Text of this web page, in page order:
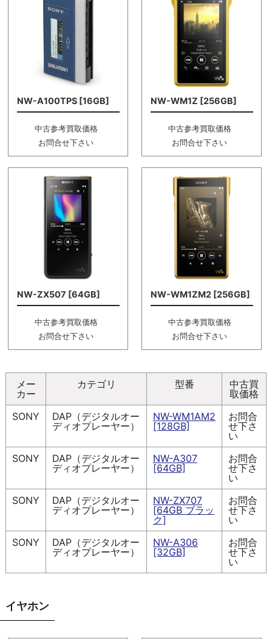
NW-A100TPS [16GB]
中古参考買取価格
お問合せ下さい
NW-WM1Z [256GB]
中古参考買取価格
お問合せ下さい
NW-ZX507 [64GB]
中古参考買取価格
お問合せ下さい
NW-WM1ZM2 [256GB]
中古参考買取価格
お問合せ下さい
メー
カー
カテゴリ 型番
中古買
取価格
SONY
DAP（デジタルオー
ディオプレーヤー）
NW-WM1AM2
[128GB]
お問合
せ下さ
い
SONY
DAP（デジタルオー
ディオプレーヤー）
NW-A307
[64GB]
お問合
せ下さ
い
SONY
DAP（デジタルオー
ディオプレーヤー）
NW-ZX707
[64GB ブラッ
ク]
お問合
せ下さ
い
SONY
DAP（デジタルオー
ディオプレーヤー）
NW-A306
[32GB]
お問合
せ下さ
い
イヤホン